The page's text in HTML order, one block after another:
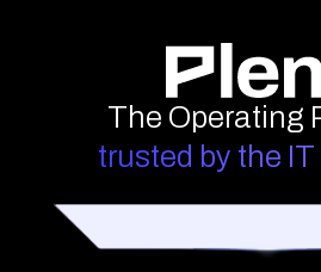
The Operating
trusted by the IT